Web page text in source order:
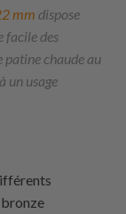
mm dispose
facile des
patine chaude au
un usage